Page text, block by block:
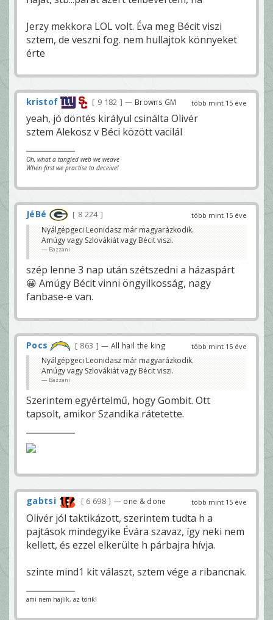
Jerzy mekkora LOL volt. Éva meg Bécit viszi
sztem, de veszni fog. nem hullajtok könnyeket
érte
több mint 15 éve
kristof 9 182 — Browns GM
yeah, jó döntés királyul csinálta Olivér
sztem Alekosz v Béci között vacilál
Oh, what a tangled web we weave
When first we practise to deceive!
több mint 15 éve
JéBé
8 224
Nyálgépgeci Leonidasz már magyarázkodik.
Amúgy vagy Szlovákiát vagy Bécit viszi.
Bazzani
szép lenne 3 nap után szétszedni a házaspárt
😀 Amúgy Bécit vinni öngyilkosság, nagy
fanbase-e van.
több mint 15 éve
Pocs 863 — All hail the king
Nyálgépgeci Leonidasz már magyarázkodik.
Amúgy vagy Szlovákiát vagy Bécit viszi.
Bazzani
Szerintem egyértelmű, hogy Gombit. Ott
tapsolt, amikor Szandika rátetette.
több mint 15 éve
gabtsi 6 698 — one & done
Olivér jól taktikázott, szerintem tudta h a
pajtások mindegyike Évára szavaz, így neki nem
kellett, és ezzel elkerülte h párbajra hívja.
szinte mind1 kit választ, sztem vége a ribancnak.
ami nem hajlik, az törik!